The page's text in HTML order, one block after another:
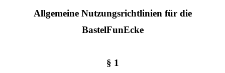
Allgemeine Nutzungsrichtlinien für die
BastelFunEcke
§ 1